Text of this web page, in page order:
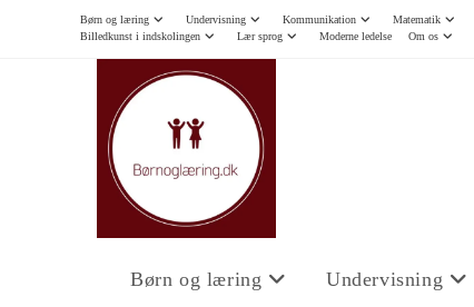
Børn og læring Undervisning Kommunikation Matematik
Billedkunst i indskolingen
Lær sprog Moderne ledelse Om os
Børn og læring Undervisning